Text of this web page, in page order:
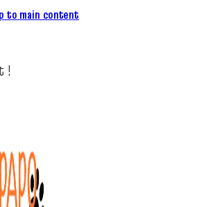
to main content
!